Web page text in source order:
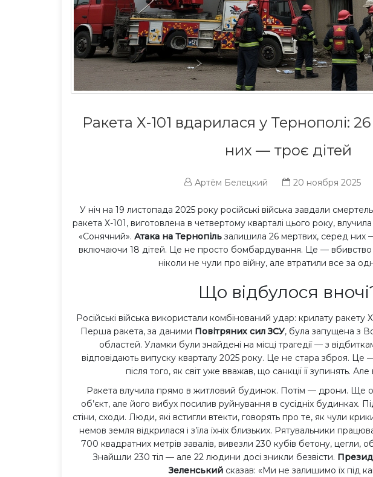
Ракета Х-101 вдарилася у Тернополі:
них — троє дітей
Артём Белецкий 20 ноября 2025
У ніч на 19 листопада 2025 року російські війська завдали
ракета Х-101, виготовлена в четвертому кварталі цього року,
«Сонячний». Атака на Тернопіль залишила 26 мертвих, серед них
включаючи 18 дітей. Це не просто бомбардування. Це — вбивство
ніколи не чули про війну, але втратили все за
Що відбулося
Російські війська використали комбінований удар: крилату ракету
Перша ракета, за даними Повітряних сил ЗСУ, була запущена з
областей. Уламки були знайдені на місці трагедії — з
відповідають випуску кварталу 2025 року. Це не стара зброя. Це
після того, як світ уже вважав, що санкції її зупинять.
Ракета влучила прямо в житловий будинок. Потім — дрони. Ще
об’єкт, але його вибух посилив руйнування в сусідніх будинках.
стіни, сходи. Люди, які встигли втекти, говорять про те, як чули
немов земля відкрилася і з’їла їхніх близьких. Рятувальники
700 квадратних метрів завалів, вивезли 230 кубів бетону, цегли,
Знайшли 230 тіл — але 22 людини досі зникли безвісти.
Зеленський сказав: «Ми не залишимо їх під
комиссия требует
Escort in Paris: Navigating the City’s
Nightlife and Adult Services
25 сен